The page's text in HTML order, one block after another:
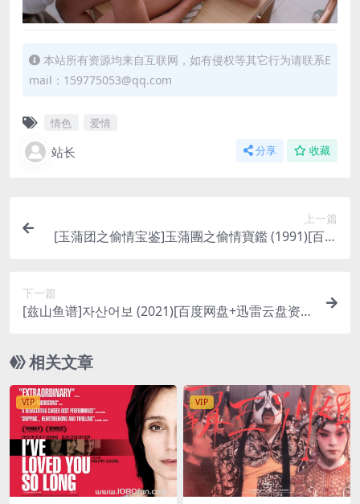
本站所有资源均来自互联网，如有侵权等其它行为请联系E
mail：159775053@qq.com
情色 爱情
站长 分享 收藏
上一篇
[玉蒲团之偷情宝鉴]玉蒲團之偷情寶鑑 (1991)[百度
包（含解压密码）】
下一篇
[兹山鱼谱]자산어보 (2021)[百度网盘+迅雷云盘资源
相关文章
VIP VIP